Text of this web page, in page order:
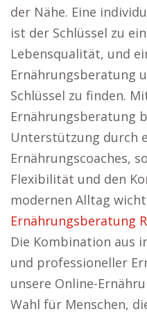
der Nähe. Eine
ist der Schlüssel zu
Lebensqualität, und
Ernährungsberatung
Schlüssel zu finden.
Ernährungsberatung
Unterstützung durch
Ernährungscoaches,
Flexibilität und den
modernen Alltag
Ernährungsberatung
Die Kombination aus
und professioneller
unsere Online-
Wahl für Menschen,